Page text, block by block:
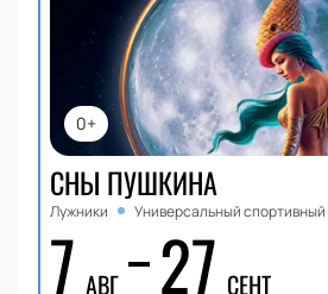
0+
СНЫ ПУШКИНА
Лужники Универсальный
7 АВГ 27 СЕНТ